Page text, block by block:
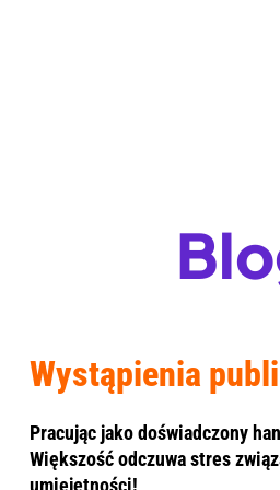
Wystąpienia
Pracując jako doświadczony
Większość odczuwa stres
umiejętności!